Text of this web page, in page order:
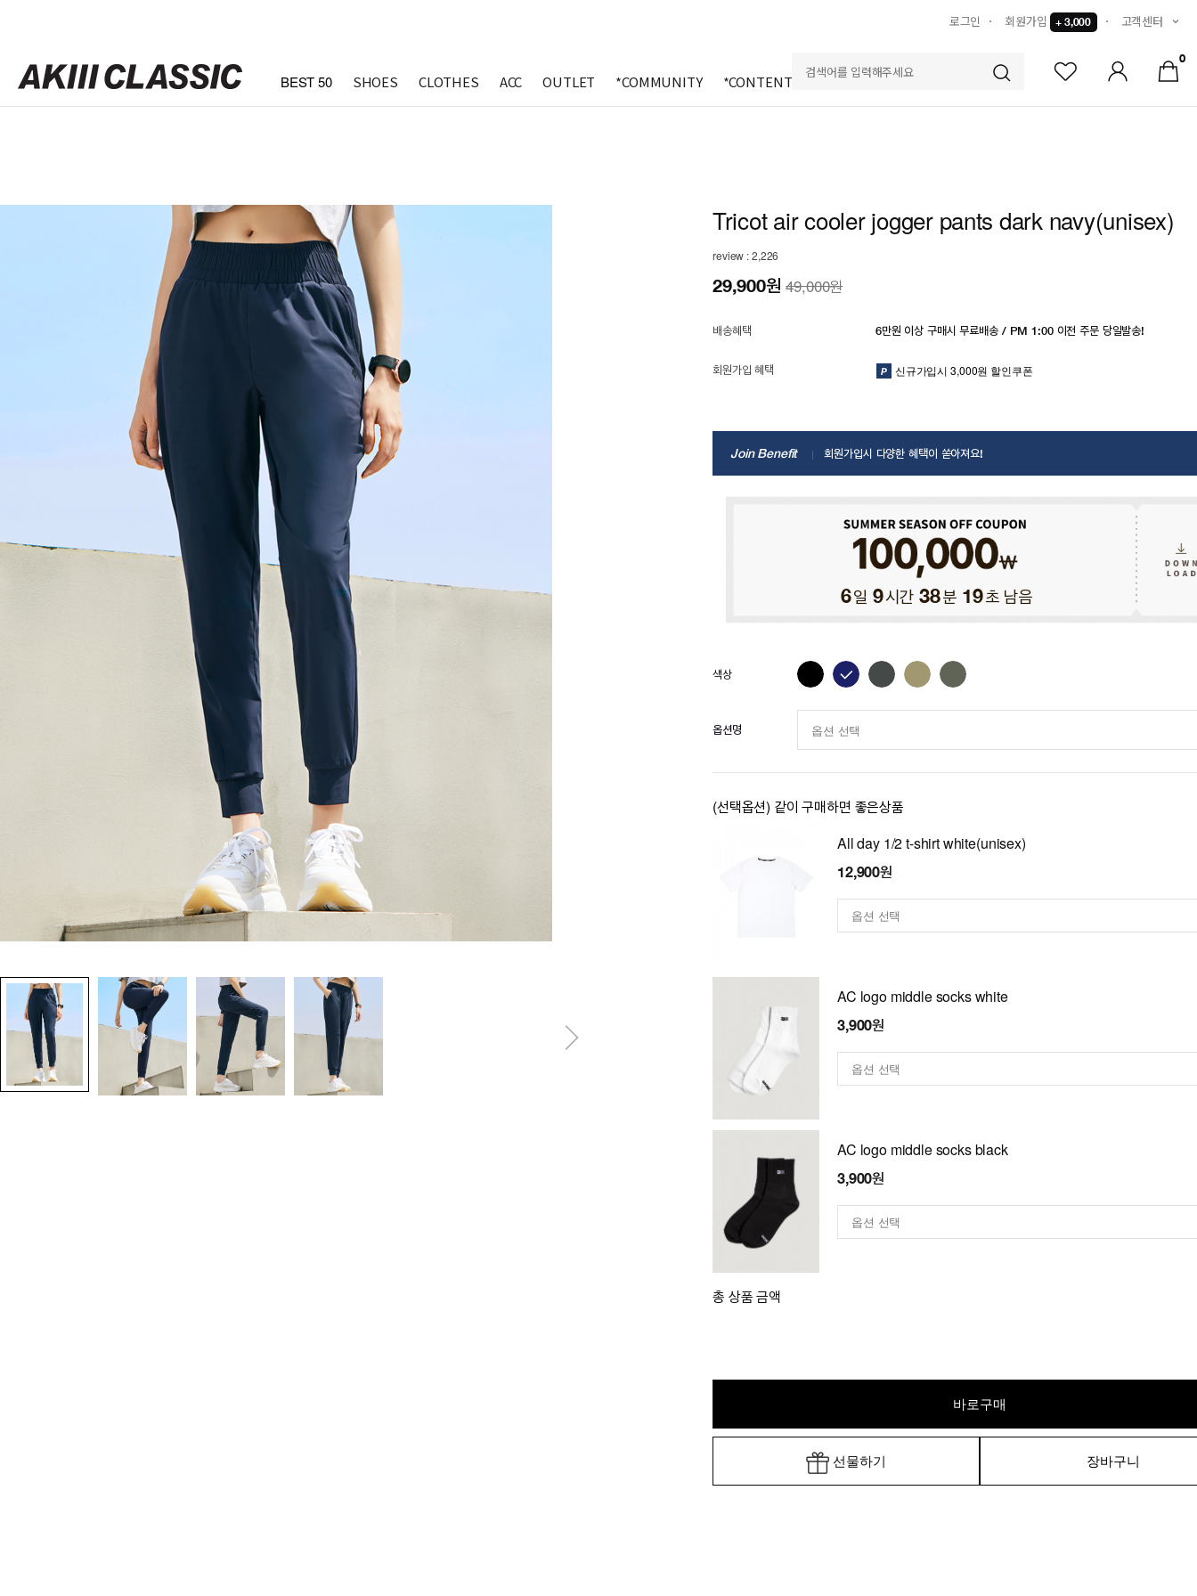
로그인 회원가입 + 3,000 고객센터
BEST 50 SHOES CLOTHES ACC OUTLET *COMMUNITY *CONTENTS
0
Tricot air cooler jogger pants dark navy(unisex)
review : 2,226
29,900원49,000원
배송혜택 6만원 이상 구매시 무료배송 / PM 1:00 이전 주문 당일발송!
회원가입 혜택 신규가입시 3,000원 할인쿠폰
Join Benefit 회원가입시 다양한 혜택이 쏟아져요!
6일 9시간 38분 17초 남음
옵션명
(선택옵션) 같이 구매하면 좋은상품
All day 1/2 t-shirt white(unisex)
12,900원
AC logo middle socks white
3,900원
AC logo middle socks black
3,900원
총 상품 금액
바로구매
선물하기 장바구니